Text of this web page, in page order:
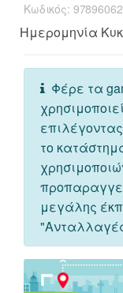
Κωδικός:
Ημερομηνία
Φέρε τα
το
μεγάλης